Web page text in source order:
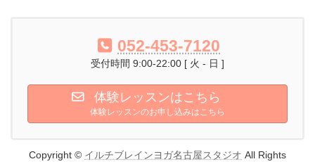
052-453-7120
受付時間 9:00-22:00 [ 火 - 日 ]
体験レッスンはこちら
体験レッスンのお申し込みはこちら
Copyright © イルチブレインヨガ名古屋スタジオ All Rights